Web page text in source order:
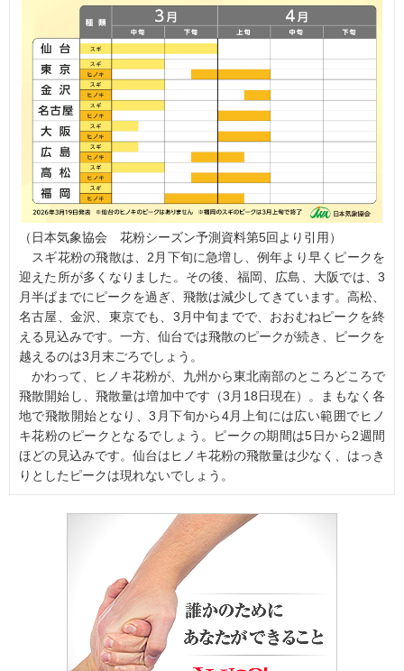
（日本気象協会 花粉シーズン予測資料第5回より引用）
スギ花粉の飛散は、2月下旬に急増し、例年より早くピークを
迎えた所が多くなりました。その後、福岡、広島、大阪では、3
月半ばまでにピークを過ぎ、飛散は減少してきています。高松、
名古屋、金沢、東京でも、3月中旬までで、おおむねピークを終
える見込みです。一方、仙台では飛散のピークが続き、ピークを
越えるのは3月末ごろでしょう。
かわって、ヒノキ花粉が、九州から東北南部のところどころで
飛散開始し、飛散量は増加中です（3月18日現在）。まもなく各
地で飛散開始となり、3月下旬から4月上旬には広い範囲でヒノ
キ花粉のピークとなるでしょう。ピークの期間は5日から2週間
ほどの見込みです。仙台はヒノキ花粉の飛散量は少なく、はっき
りとしたピークは現れないでしょう。